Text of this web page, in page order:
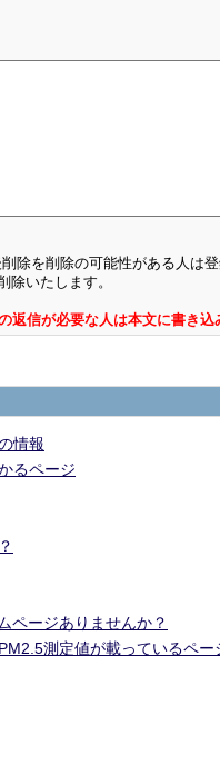
除を削除の可能性がある人は
除いたします。
信が必要な人は本文に書き込
情報
るページ
ページありませんか？
測定値が載っているペー